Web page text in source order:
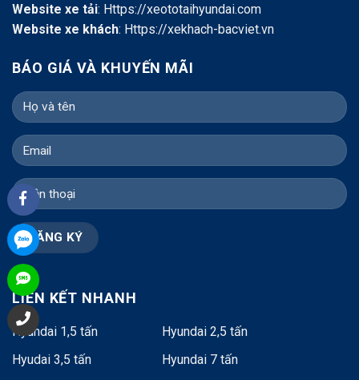
Website xe tải: Https://xeototaihyundai.com
Website xe khách: Https://xekhach-bacviet.vn
BÁO GIÁ VÀ KHUYẾN MÃI
LIÊN KẾT NHANH
Hyundai 1,5 tấn
Hyundai 2,5 tấn
Hyudai 3,5 tấn
Hyundai 7 tấn